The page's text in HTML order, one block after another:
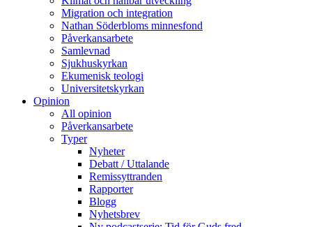
Migration och integration
Nathan Söderbloms minnesfond
Påverkansarbete
Samlevnad
Sjukhuskyrkan
Ekumenisk teologi
Universitetskyrkan
Opinion
All opinion
Påverkansarbete
Typer
Nyheter
Debatt / Uttalande
Remissyttranden
Rapporter
Blogg
Nyhetsbrev